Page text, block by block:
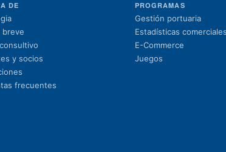
DE
breve
y socios
frecuentes
PROGRAMAS
Gestión portuaria
Estadísticas comerciales
E-Commerce
Juegos